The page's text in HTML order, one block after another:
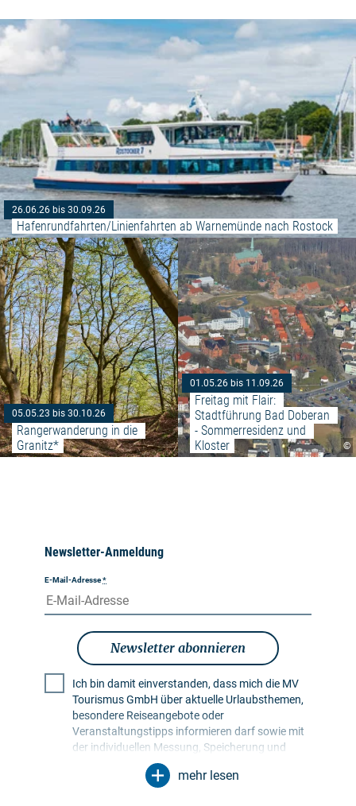
26.06.26 bis 30.09.26
Hafenrundfahrten/Linienfahrten ab Warnemünde nach Rostock
05.05.23 bis 30.10.26
Rangerwanderung in die
Granitz*
Weiterlesen:
©
01.05.26 bis 11.09.26
Freitag mit Flair:
Stadtführung Bad Doberan
- Sommerresidenz und
Kloster
Newsletter-Anmeldung
E-Mail-Adresse*
Newsletter abonnieren
Ich bin damit einverstanden, dass mich die MV
Tourismus GmbH über aktuelle Urlaubsthemen,
besondere Reiseangebote oder
Veranstaltungstipps informieren darf sowie mit
der individuellen Messung, Speicherung und
Auswertung von Öffnungs- und Klickraten in
Empfängerprofilen zu Zwecken der Gestaltung
mehr lesen